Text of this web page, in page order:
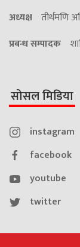
अध्यक्ष तीर्थमणि
प्रबन्ध सम्पादक
सोसल मिडिया
instagram
facebook
youtube
twitter